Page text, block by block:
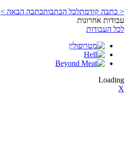
< כתבה קודמתלכל הכתבותכתבה הבאה >
עבודות אחרונות
לכל העבודות
Loading
X